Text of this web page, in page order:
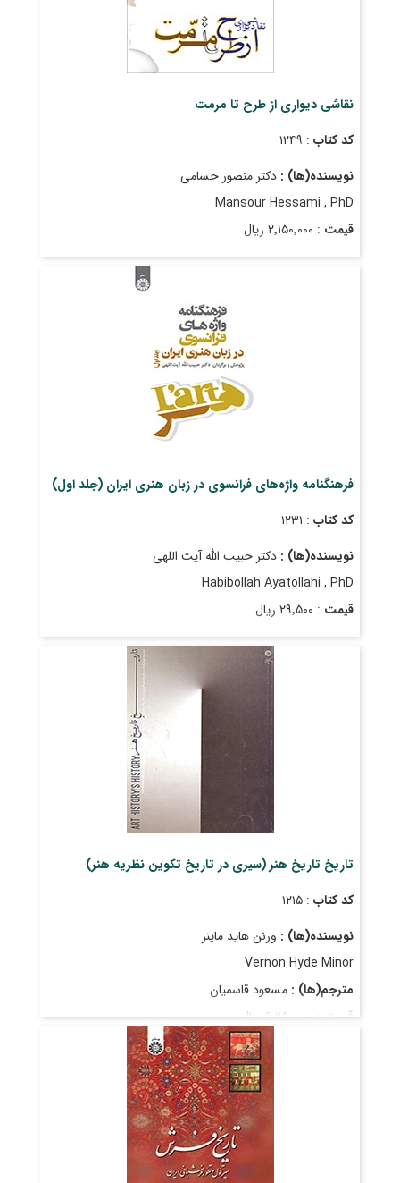
نقاشی دیواری از طرح تا مرمت
کد کتاب : ۱۲۴۹
نویسنده(ها) : دکتر منصور حسامی
Mansour Hessami , PhD
قیمت : ۲٬۱۵۰٬۰۰۰ ریال
فرهنگنامه واژه‌های فرانسوی در زبان هنری ایران (جلد اول)
کد کتاب : ۱۲۳۱
نویسنده(ها) : دکتر حبیب الله آیت اللهی
Habibollah Ayatollahi , PhD
قیمت : ۲۹٬۵۰۰ ریال
: فروردین ۱۳۸۹
تاریخ تاریخ هنر (سیری در تاریخ تکوین نظریه هنر)
کد کتاب : ۱۲۱۵
نویسنده(ها) : ورنن هاید ماینر
Vernon Hyde Minor
مترجم(ها) : مسعود قاسمیان
قیمت: ۶٬۲۵۰٬۰۰۰ ریال